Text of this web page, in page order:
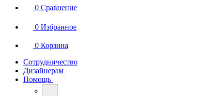
0 Сравнение
0 Избранное
0 Корзина
Сотрудничество
Дизайнерам
Помощь